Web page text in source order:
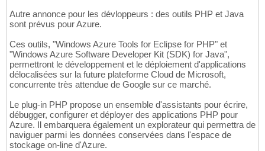
Autre annonce pour les dévloppeurs : des outils PHP et Java
sont prévus pour Azure.
Ces outils, "Windows Azure Tools for Eclipse for PHP" et
"Windows Azure Software Developer Kit (SDK) for Java",
permettront le développement et le déploiement d'applications
délocalisées sur la future plateforme Cloud de Microsoft,
concurrente très attendue de Google sur ce marché.
Le plug-in PHP propose un ensemble d'assistants pour écrire,
débugger, configurer et déployer des applications PHP pour
Azure. Il embarquera également un explorateur qui permettra de
naviguer parmi les données conservées dans l'espace de
stockage on-line d'Azure.